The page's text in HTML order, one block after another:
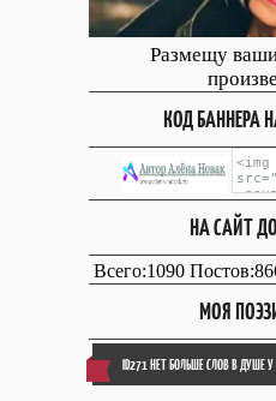
Размещу
КОД БАННЕРА
НА САЙТ
Всего:1090
МОЯ
ID271 НЕТ БОЛЬШЕ СЛОВ В ДУШЕ